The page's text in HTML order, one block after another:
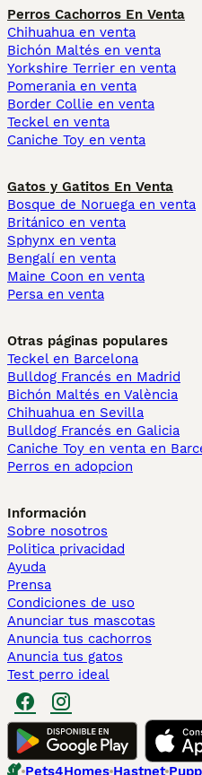
Perros Cachorros En Venta
Chihuahua en venta
Bichón Maltés en venta
Yorkshire Terrier en venta
Pomerania en venta
Border Collie en venta
Teckel en venta
Caniche Toy en venta
Gatos y Gatitos En Venta
Bosque de Noruega en venta
Británico en venta
Sphynx en venta
Bengalí en venta
Maine Coon en venta
Persa en venta
Otras páginas populares
Teckel en Barcelona
Bulldog Francés en Madrid
Bichón Maltés en València
Chihuahua en Sevilla
Bulldog Francés en Galicia
Caniche Toy en venta en
Perros en adopcion
Información
Sobre nosotros
Politica privacidad
Ayuda
Prensa
Condiciones de uso
Anunciar tus mascotas
Anuncia tus cachorros
Anuncia tus gatos
Test perro ideal